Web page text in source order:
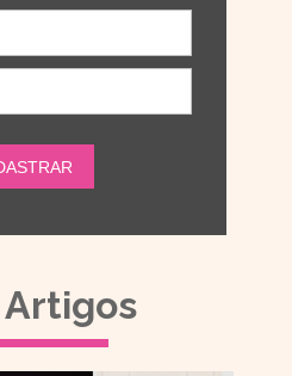
Artigos